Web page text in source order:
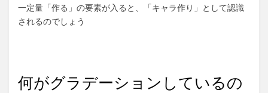
一定量「作る」の要素が入ると、「キャラ作り」として認識
されるのでしょう
何がグラデーションしているの